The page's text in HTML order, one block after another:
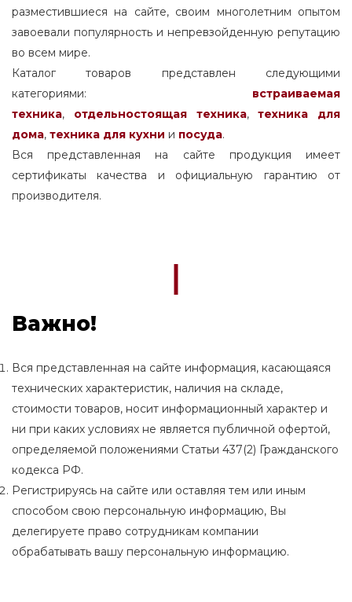
разместившиеся на сайте, своим многолетним опытом
завоевали популярность и непревзойденную репутацию
во всем мире.
Каталог товаров представлен следующими
категориями: встраиваемая
техника, отдельностоящаятехника,
техника для
дома, техника для кухни и посуда.
Вся представленная на сайте продукция имеет
сертификаты качества и официальную гарантию от
производителя.
Важно!
Вся представленная на сайте информация, касающаяся
технических характеристик, наличия на складе,
стоимости товаров, носит информационный характер и
ни при каких условиях не является публичной офертой,
определяемой положениями Статьи 437(2) Гражданского
кодекса РФ.
Регистрируясь на сайте или оставляя тем или иным
способом свою персональную информацию, Вы
делегируете право сотрудникам компании
обрабатывать вашу персональную информацию.